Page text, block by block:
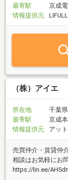
最寄駅
京成
情報提供元
（株）アイエ
所在地
千葉
最寄駅
京成
情報提供元
アッ
売買仲介・賃貸仲
相談はお気軽にお
https://lin.ee/